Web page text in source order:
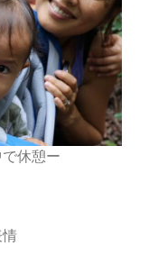
休憩ー
情